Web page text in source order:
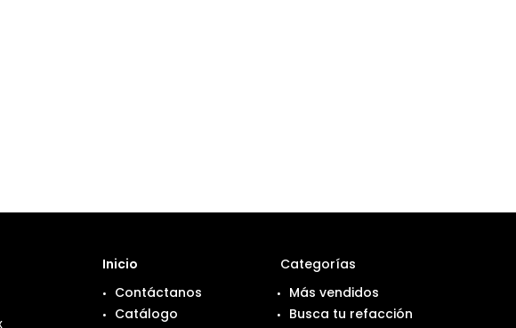
Categorías
Más vendidos
Busca tu refacción
Inicio
Contáctanos
Catálogo